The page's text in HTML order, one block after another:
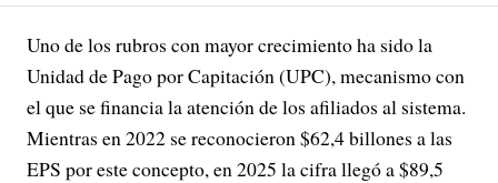
Uno de los rubros con mayor crecimiento ha sido la
Unidad de Pago por Capitación (UPC), mecanismo con
el que se financia la atención de los afiliados al sistema.
Mientras en 2022 se reconocieron $62,4 billones a las
EPS por este concepto, en 2025 la cifra llegó a $89,5